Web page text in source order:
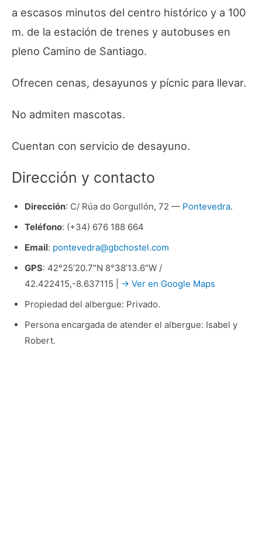
a escasos minutos del centro histórico y a 100
m. de la estación de trenes y autobuses en
pleno Camino de Santiago.
Ofrecen cenas, desayunos y pícnic para llevar.
No admiten mascotas.
Cuentan con servicio de desayuno.
Dirección y contacto
Dirección: C/ Rúa do Gorgullón, 72 — Pontevedra.
Teléfono: (+34) 676 188 664
Email: pontevedra@gbchostel.com
GPS: 42°25’20.7″N 8°38’13.6″W /
42.422415,-8.637115 | → Ver en Google Maps
Propiedad del albergue: Privado.
Persona encargada de atender el albergue: Isabel y
Robert.